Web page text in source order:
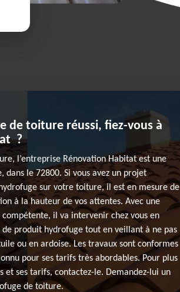
de toiture réussi, fiez-vous à
?
l’entreprise Rénovation Habitat est une
dans le 72800. Si vous avez un projet
sur votre toiture, il est en mesure de
à la hauteur de vos attentes. Avec une
il va intervenir chez vous en
de produit hydrofuge tout en veillant à ne pas
ou en ardoise. Les travaux sont conformes
pour ses tarifs très abordables. Pour plus
et ses tarifs, contactez-le. Demandez-lui un
de toiture.